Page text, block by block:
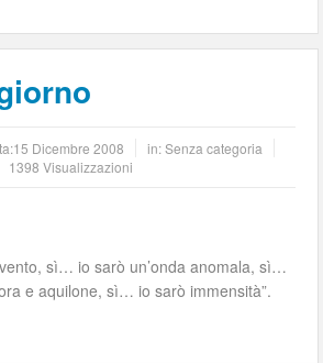
15 Dicembre 2008
in: Senza categoria
1398 Visualizzazioni
sì… io sarò un’onda anomala, sì…
e aquilone, sì… io sarò immensità”.